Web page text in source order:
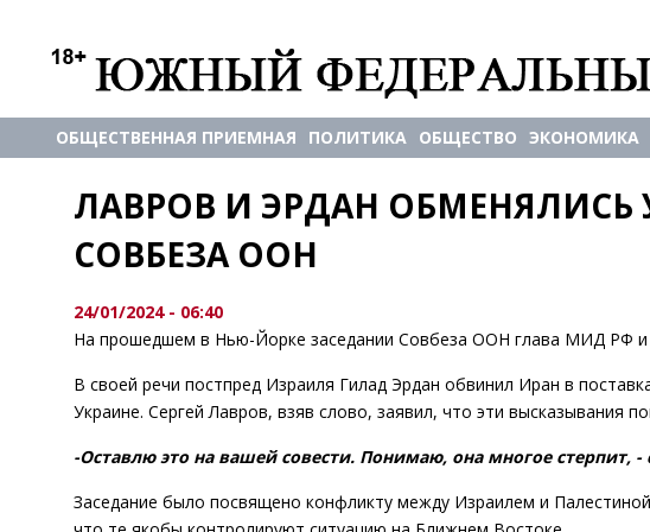
ОБЩЕСТВЕННАЯ ПРИЕМНАЯ ПОЛИТИКА ОБЩЕСТВО ЭКОНОМИКА
ЛАВРОВ И ЭРДАН
СОВБЕЗА ООН
24/01/2024 - 06:40
На прошедшем в Нью-Йорке заседании Совбеза ООН глава МИД РФ и
В своей речи постпред Израиля Гилад Эрдан обвинил Иран в
Украине. Сергей Лавров, взяв слово, заявил, что эти высказывания
-Оставлю это на вашей совести. Понимаю, она многое стерпит,
Заседание было посвящено конфликту между Израилем и